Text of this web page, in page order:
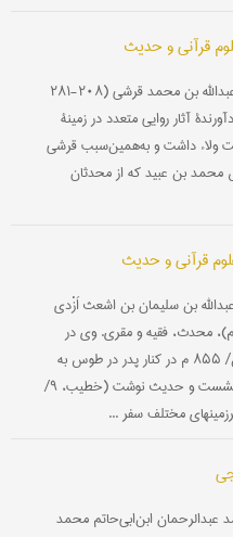
قرآنی و حدیث
اِبْنِ‌اَبی‌الدُّنْیا (جایگزین مقالۀ دبا)، ابوبکر عبدالله بن محمد قرشی (۲۰۸-۲۸۱
آثار روایی متعدد در زمینۀ
ولاء داشت و به‌همین‌سبب قرشی
۱۰/ ۸۹). پدرش محمد بن عبید که از محدثان
قرآنی و حدیث
عبدالله بن سلیمان بن اشعث اَزْدی
سجستانی (۲۳۰-۳۱۶ ق/ ۸۴۵- ۹۲۸ م)، محدث، فقیه و مقری. وی در
سیستان زاده شد و نخستین‌بار در ۲۴۱ ق/ ۸۵۵ م در کنار پدر در طوس به
مجلس حدیث محمد بن اسلم طوسی نشست و حدیث نوشت (خطیب، ۹/
عبدالرحمان ابن‌ابی‌حاتم محمد